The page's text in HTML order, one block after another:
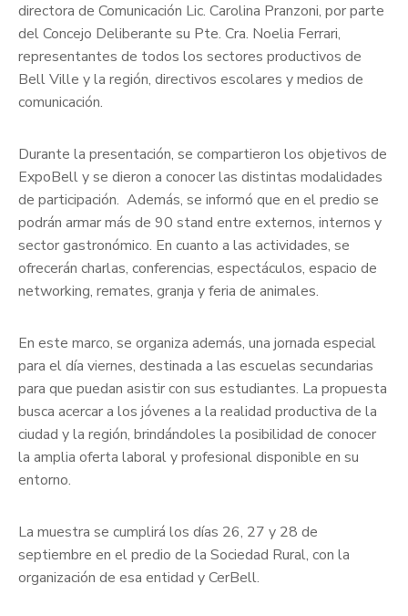
directora de Comunicación Lic. Carolina Pranzoni, por parte
del Concejo Deliberante su Pte. Cra. Noelia Ferrari,
representantes de todos los sectores productivos de
Bell Ville y la región, directivos escolares y medios de
comunicación.
Durante la presentación, se compartieron los objetivos de
ExpoBell y se dieron a conocer las distintas modalidades
de participación. Además, se informó que en el predio se
podrán armar más de 90 stand entre externos, internos y
sector gastronómico. En cuanto a las actividades, se
ofrecerán charlas, conferencias, espectáculos, espacio de
networking, remates, granja y feria de animales.
En este marco, se organiza además, una jornada especial
para el día viernes, destinada a las escuelas secundarias
para que puedan asistir con sus estudiantes. La propuesta
busca acercar a los jóvenes a la realidad productiva de la
ciudad y la región, brindándoles la posibilidad de conocer
la amplia oferta laboral y profesional disponible en su
entorno.
La muestra se cumplirá los días 26, 27 y 28 de
septiembre en el predio de la Sociedad Rural, con la
organización de esa entidad y CerBell.